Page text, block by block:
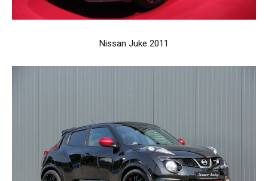
Nissan Juke 2011